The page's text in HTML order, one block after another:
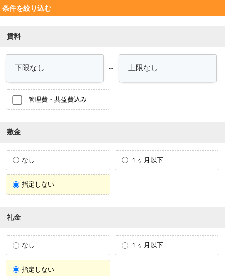
条件を絞り込む
賃料
～
管理費・共益費込み
敷金
なし １ヶ月以下
指定しない
礼金
なし １ヶ月以下
指定しない